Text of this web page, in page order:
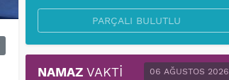
PARÇALI BULUTLU
NAMAZ VAKTI 06 AĞUSTOS 2026